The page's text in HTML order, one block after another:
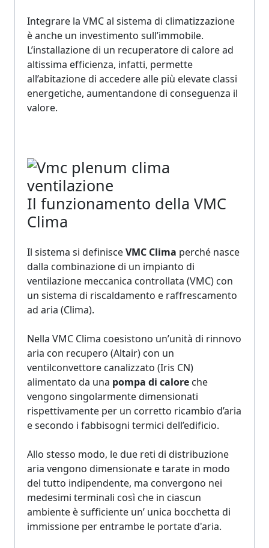
Integrare la VMC al sistema di climatizzazione
è anche un investimento sull’immobile.
L’installazione di un recuperatore di calore ad
altissima efficienza, infatti, permette
all’abitazione di accedere alle più elevate classi
energetiche, aumentandone di conseguenza il
valore.
Il funzionamento della VMC
Clima
Il sistema si definisceVMC Clima perché nasce
dalla combinazione di un impianto di
ventilazione meccanica controllata (VMC) con
un sistema di riscaldamento e raffrescamento
ad aria (Clima).
Nella VMC Clima coesistono un’unità di rinnovo
aria con recupero (Altair) con un
ventilconvettore canalizzato (Iris CN)
alimentato da una pompa di calore che
vengono singolarmente dimensionati
rispettivamente per un corretto ricambio d’aria
e secondo i fabbisogni termici dell’edificio.
Allo stesso modo, le due reti di distribuzione
aria vengono dimensionate e tarate in modo
del tutto indipendente, ma convergono nei
medesimi terminali così che in ciascun
ambiente è sufficiente un’ unica bocchetta di
immissione per entrambe le portate d'aria.